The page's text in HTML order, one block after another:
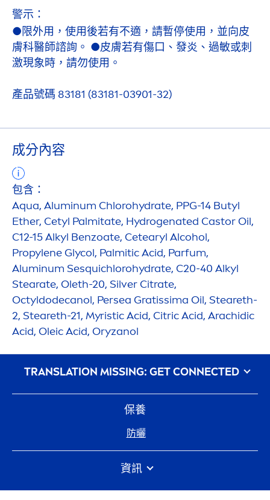
警示：
●限外用，使用後若有不適，請暫停使用，並向皮
膚科醫師諮詢。 ●皮膚若有傷口、發炎、過敏或刺
激現象時，請勿使用。
產品號碼 83181 (83181-03901-32)
成分內容
包含：
Aqua, Aluminum Chlorohydrate, PPG-14 Butyl
Ether, Cetyl Palmitate, Hydrogenated Castor Oil,
C12-15 Alkyl Benzoate, Cetearyl Alcohol,
Propylene Glycol, Palmitic Acid, Parfum,
Aluminum Sesquichlorohydrate, C20-40 Alkyl
Stearate, Oleth-20, Silver Citrate,
Octyldodecanol, Persea Gratissima Oil, Steareth-
2, Steareth-21, Myristic Acid, Citric Acid, Arachidic
Acid, Oleic Acid, Oryzanol
保養
防曬
資訊
常見問題 Beiersdorf 網站地圖
᠎TRANSLATION MISSING: GET CONNECTED